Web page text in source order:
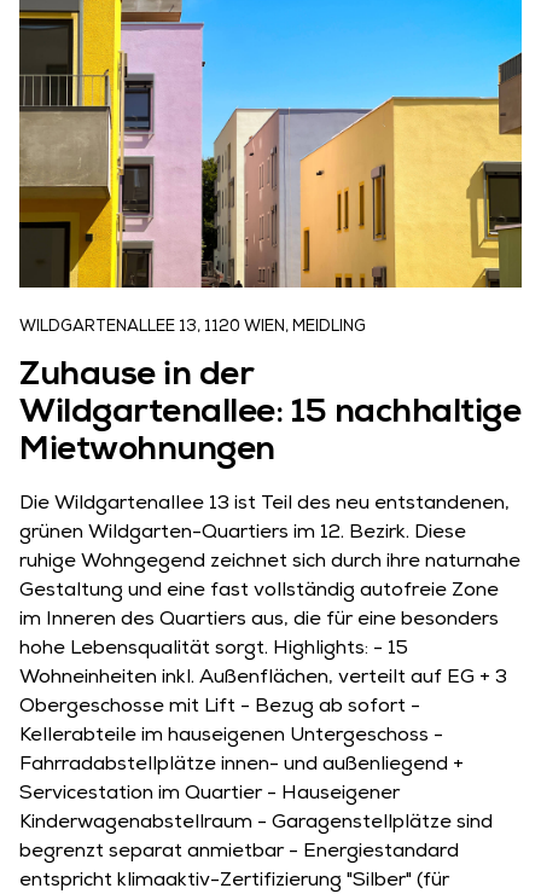
WILDGARTENALLEE 13, 1120 WIEN, MEIDLING
Zuhause in der
Wildgartenallee: 15 nachhaltige
Mietwohnungen
Die Wildgartenallee 13 ist Teil des neu entstandenen,
grünen Wildgarten-Quartiers im 12. Bezirk. Diese
ruhige Wohngegend zeichnet sich durch ihre naturnahe
Gestaltung und eine fast vollständig autofreie Zone
im Inneren des Quartiers aus, die für eine besonders
hohe Lebensqualität sorgt. Highlights: - 15
Wohneinheiten inkl. Außenflächen, verteilt auf EG + 3
Obergeschosse mit Lift - Bezug ab sofort -
Kellerabteile im hauseigenen Untergeschoss -
Fahrradabstellplätze innen- und außenliegend +
Servicestation im Quartier - Hauseigener
Kinderwagenabstellraum - Garagenstellplätze sind
begrenzt separat anmietbar - Energiestandard
entspricht klimaaktiv-Zertifizierung "Silber" (für
Nichts mehr verpassen!
Jetzt bei unserem Newsletter anmelden und
immer up-to-date sein.
Vorname